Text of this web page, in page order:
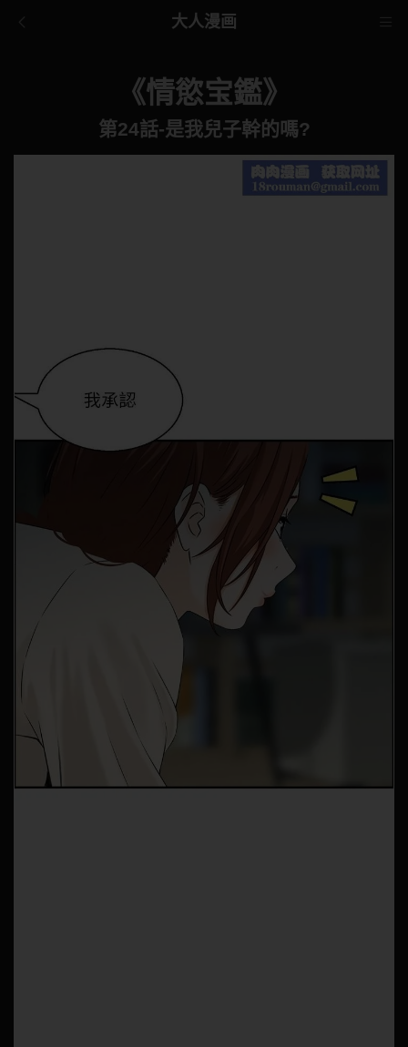
大人漫画
《情慾宝鑑》
第24話-是我兒子幹的嗎?